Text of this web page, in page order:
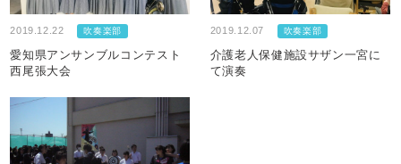
2019.12.22 吹奏楽部
愛知県アンサンブルコンテスト
西尾張大会
2019.12.07 吹奏楽部
介護老人保健施設サザン一宮に
て演奏